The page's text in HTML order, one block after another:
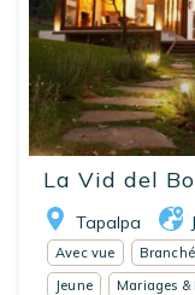
La Vid del
Tapalpa
Avec vue
Jeune
Mariages &